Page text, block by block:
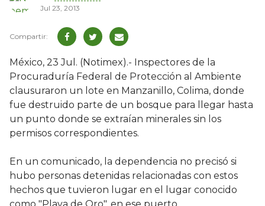
Jul 23, 2013
México, 23 Jul. (Notimex).- Inspectores de la
Procuraduría Federal de Protección al Ambiente
clausuraron un lote en Manzanillo, Colima, donde
fue destruido parte de un bosque para llegar hasta
un punto donde se extraían minerales sin los
permisos correspondientes.
En un comunicado, la dependencia no precisó si
hubo personas detenidas relacionadas con estos
hechos que tuvieron lugar en el lugar conocido